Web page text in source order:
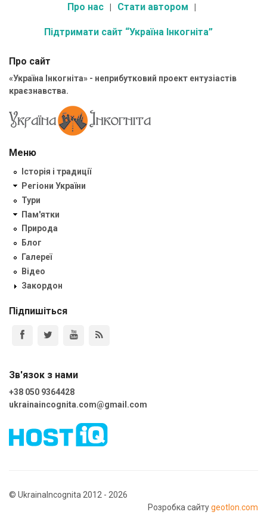
Про нас Стати автором
Підтримати сайт “Україна Інкогніта”
Про сайт
«Україна Інкогніта» - неприбутковий проект ентузіастів
краєзнавства.
Меню
Історія і традиції
Регіони України
Тури
Пам'ятки
Природа
Блог
Галереї
Відео
Закордон
Підпишіться
Зв'язок з нами
+38 050 9364428
ukrainaincognita.com@gmail.com
© UkrainaIncognita 2012 - 2026
Розробка сайтуgeotlon.com